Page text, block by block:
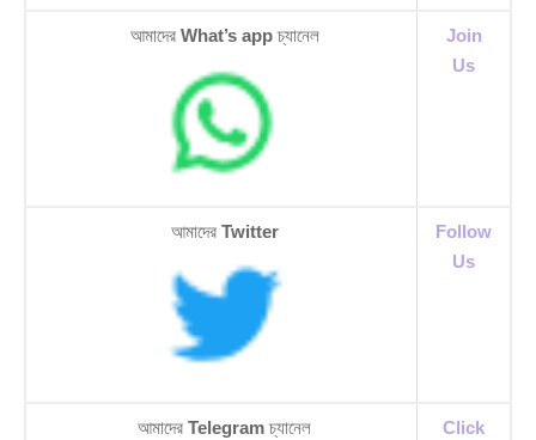
আমাদের What’s app চ্যানেল
Join
Us
আমাদের Twitter
Follow
Us
আমাদের Telegramচ্যানেল
Click